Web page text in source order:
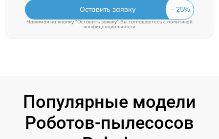
Оставить заявку
Нажимая на кнопку "Оставить заявку" Вы соглашаетесь cполитикой
конфиденциальности
Популярные модели
Роботов-пылесосов